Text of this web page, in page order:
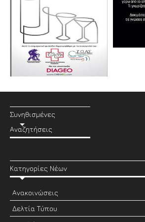
Συνηθισμένες
Αναζητήσεις
Κατηγορίες Νέων
Ανακοινώσεις
Δελτία Τύπου